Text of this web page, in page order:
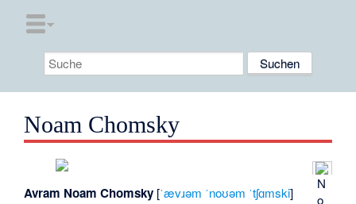
Noam Chomsky
N
o
Avram Noam Chomsky [ˈævɹəm ˈnoʊəm ˈtʃɑmski]